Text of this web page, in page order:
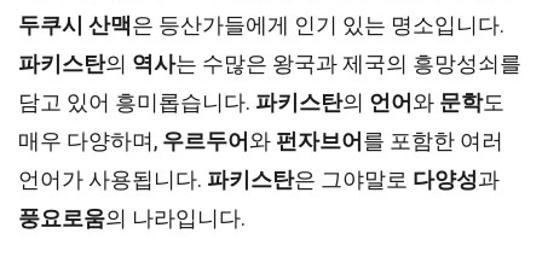
두쿠시 산맥은 등산가들에게 인기 있는 명소입니다.
파키스탄의 역사는 수많은 왕국과 제국의 흥망성쇠를
담고 있어 흥미롭습니다. 파키스탄의 언어 와 문학도
매우 다양하며, 우르두어 와 펀자브어 를 포함한 여러
언어가 사용됩니다. 파키스탄은 그야말로 다양성과
풍요로움의 나라입니다.